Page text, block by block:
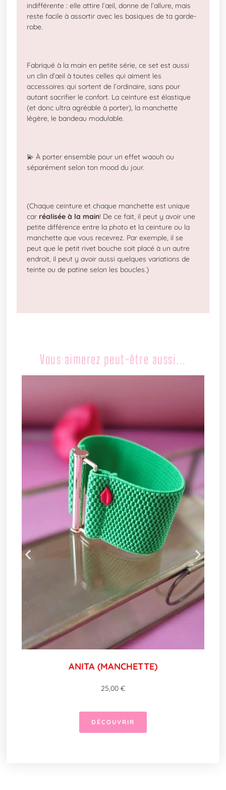
indifférente : elle attire l’œil, donne de l’allure, mais
reste facile à assortir avec les basiques de ta garde-
robe.
Fabriqué à la main en petite série, ce set est aussi
un clin d’œil à toutes celles qui aiment les
accessoires qui sortent de l’ordinaire, sans pour
autant sacrifier le confort. La ceinture est élastique
(et donc ultra agréable à porter), la manchette
légère, le bandeau modulable.
💫 À porter ensemble pour un effet waouh ou
séparément selon ton mood du jour.
(Chaque ceinture et chaque manchette est unique
car réalisée à la main! De ce fait, il peut y avoir une
petite différence entre la photo et la ceinture ou la
manchette que vous recevrez. Par exemple, il se
peut que le petit rivet bouche soit placé à un autre
endroit, il peut y avoir aussi quelques variations de
teinte ou de patine selon les boucles.)
Vous aimerez peut-être aussi...
ANITA (MANCHETTE)
25,00 €
DÉCOUVRIR